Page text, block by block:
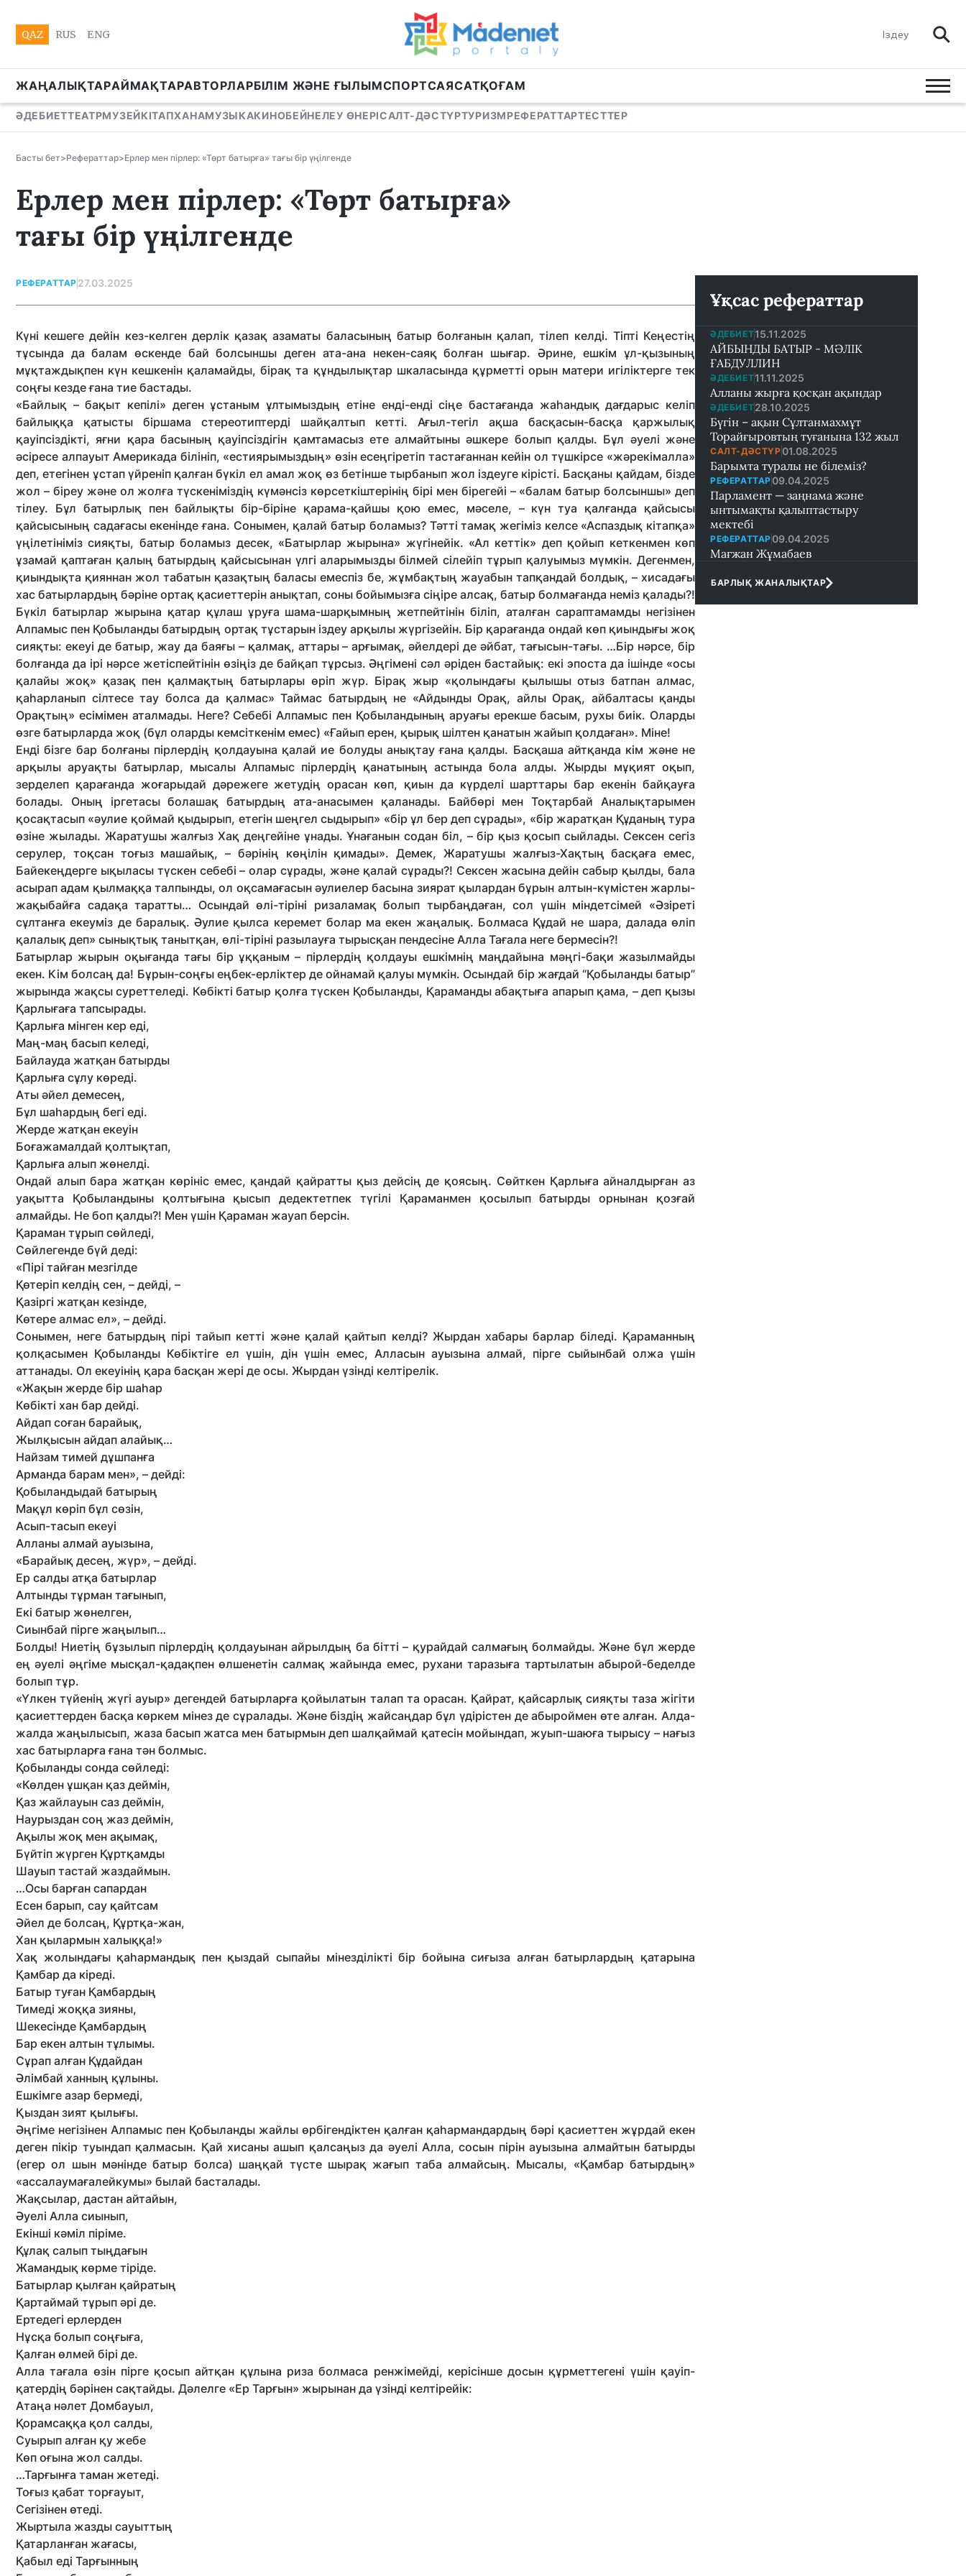
QAZ RUS ENG
ЖАҢАЛЫҚТАРАЙМАҚТАРАВТОРЛАРБІЛІМ ЖӘНЕ ҒЫЛЫМСПОРТСАЯСАТҚОҒАМ
ӘДЕБИЕТТЕАТРМУЗЕЙКІТАПХАНАМУЗЫКАКИНОБЕЙНЕЛЕУ ӨНЕРІСАЛТ-ДӘСТҮРТУРИЗМРЕФЕРАТТАРТЕСТТЕР
Басты бет>Рефераттар>Ерлер мен пірлер: «Төрт батырға» тағы бір үңілгенде
Ерлер мен пірлер: «Төрт батырға»
тағы бір үңілгенде
РЕФЕРАТТАР 27.03.2025
Күні кешеге дейін кез-келген дерлік қазақ азаматы баласының батыр болғанын қалап, тілеп келді. Тіпті Кеңестің
тұсында да балам өскенде бай болсыншы деген ата-ана некен-саяқ болған шығар. Әрине, ешкім ұл-қызының
мұқтаждықпен күн кешкенін қаламайды, бірақ та құндылықтар шкаласында құрметті орын матери игіліктерге тек
соңғы кезде ғана тие бастады.
«Байлық – бақыт кепілі» деген ұстаным ұлтымыздың етіне енді-енді сіңе бастағанда жаһандық дағдарыс келіп
байлыққа қатысты біршама стереотиптерді шайқалтып кетті. Ағыл-тегіл ақша басқасын-басқа қаржылық
қауіпсіздікті, яғни қара басының қауіпсіздігін қамтамасыз ете алмайтыны әшкере болып қалды. Бұл әуелі және
әсіресе алпауыт Америкада білініп, «естиярымыздың» өзін есеңгіретіп тастағаннан кейін ол түшкірсе «жәрекімалла»
деп, етегінен ұстап үйреніп қалған бүкіл ел амал жоқ өз бетінше тырбанып жол іздеуге кірісті. Басқаны қайдам, бізде
жол – біреу және ол жолға түскеніміздің күмәнсіз көрсеткіштерінің бірі мен бірегейі – «балам батыр болсыншы» деп
тілеу. Бұл батырлық пен байлықты бір-біріне қарама-қайшы қою емес, мәселе, – күн туа қалғанда қайсысы
қайсысының садағасы екенінде ғана. Сонымен, қалай батыр боламыз? Тәтті тамақ жегіміз келсе «Аспаздық кітапқа»
үңілетініміз сияқты, батыр боламыз десек, «Батырлар жырына» жүгінейік. «Ал кеттік» деп қойып кеткенмен көп
ұзамай қаптаған қалың батырдың қайсысынан үлгі аларымызды білмей сілейіп тұрып қалуымыз мүмкін. Дегенмен,
қиындықта қияннан жол табатын қазақтың баласы емеспіз бе, жұмбақтың жауабын тапқандай болдық, – хисадағы
хас батырлардың бәріне ортақ қасиеттерін анықтап, соны бойымызға сіңіре алсақ, батыр болмағанда неміз қалады?!
Бүкіл батырлар жырына қатар құлаш ұруға шама-шарқымның жетпейтінін біліп, аталған сараптамамды негізінен
Алпамыс пен Қобыланды батырдың ортақ тұстарын іздеу арқылы жүргізейін. Бір қарағанда ондай көп қиындығы жоқ
сияқты: екеуі де батыр, жау да баяғы – қалмақ, аттары – арғымақ, әйелдері де әйбат, тағысын-тағы. …Бір нәрсе, бір
болғанда да ірі нәрсе жетіспейтінін өзіңіз де байқап тұрсыз. Әңгімені сәл әріден бастайық: екі эпоста да ішінде «осы
қалайы жоқ» қазақ пен қалмақтың батырлары өріп жүр. Бірақ жыр «қолындағы қылышы отыз батпан алмас,
қаһарланып сілтесе тау болса да қалмас» Таймас батырдың не «Айдынды Орақ, айлы Орақ, айбалтасы қанды
Орақтың» есімімен аталмады. Неге? Себебі Алпамыс пен Қобыландының аруағы ерекше басым, рухы биік. Оларды
өзге батырларда жоқ (бұл оларды кемсіткенім емес) «Ғайып ерен, қырық шілтен қанатын жайып қолдаған». Міне!
Енді бізге бар болғаны пірлердің қолдауына қалай ие болуды анықтау ғана қалды. Басқаша айтқанда кім және не
арқылы аруақты батырлар, мысалы Алпамыс пірлердің қанатының астында бола алды. Жырды мұқият оқып,
зерделеп қарағанда жоғарыдай дәрежеге жетудің орасан көп, қиын да күрделі шарттары бар екенін байқауға
болады. Оның іргетасы болашақ батырдың ата-анасымен қаланады. Байбөрі мен Тоқтарбай Аналықтарымен
қосақтасып «әулие қоймай қыдырып, етегін шеңгел сыдырып» «бір ұл бер деп сұрады», «бір жаратқан Құданың тура
өзіне жылады. Жаратушы жалғыз Хақ деңгейіне ұнады. Ұнағанын содан біл, – бір қыз қосып сыйлады. Сексен сегіз
серулер, тоқсан тоғыз машайық, – бәрінің көңілін қимады». Демек, Жаратушы жалғыз-Хақтың басқаға емес,
Байекеңдерге ықыласы түскен себебі – олар сұрады, және қалай сұрады?! Сексен жасына дейін сабыр қылды, бала
асырап адам қылмаққа талпынды, ол оқсамағасын әулиелер басына зиярат қылардан бұрын алтын-күмістен жарлы-
жақыбайға садақа таратты… Осындай өлі-тіріні ризаламақ болып тырбаңдаған, сол үшін міндетсімей «Әзіреті
сұлтанға екеуміз де баралық. Әулие қылса керемет болар ма екен жаңалық. Болмаса Құдай не шара, далада өліп
қалалық деп» сынықтық танытқан, өлі-тіріні разылауға тырысқан пендесіне Алла Тағала неге бермесін?!
Батырлар жырын оқығанда тағы бір ұққаным – пірлердің қолдауы ешкімнің маңдайына мәңгі-бақи жазылмайды
екен. Кім болсаң да! Бұрын-соңғы еңбек-ерліктер де ойнамай қалуы мүмкін. Осындай бір жағдай “Қобыланды батыр”
жырында жақсы суреттеледі. Көбікті батыр қолға түскен Қобыланды, Қараманды абақтыға апарып қама, – деп қызы
Қарлығаға тапсырады.
Қарлыға мінген кер еді,
Маң-маң басып келеді,
Байлауда жатқан батырды
Қарлыға сұлу көреді.
Аты әйел демесең,
Бұл шаһардың бегі еді.
Жерде жатқан екеуін
Боғажамалдай қолтықтап,
Қарлыға алып жөнелді.
Ондай алып бара жатқан көрініс емес, қандай қайратты қыз дейсің де қоясың. Сөйткен Қарлыға айналдырған аз
уақытта Қобыландыны қолтығына қысып дедектетпек түгілі Қараманмен қосылып батырды орнынан қозғай
алмайды. Не боп қалды?! Мен үшін Қараман жауап берсін.
Қараман тұрып сөйледі,
Сөйлегенде бүй деді:
«Пірі тайған мезгілде
Қөтеріп келдің сен, – дейді, –
Қазіргі жатқан кезінде,
Көтере алмас ел», – дейді.
Сонымен, неге батырдың пірі тайып кетті және қалай қайтып келді? Жырдан хабары барлар біледі. Қараманның
қолқасымен Қобыланды Көбіктіге ел үшін, дін үшін емес, Алласын ауызына алмай, пірге сыйынбай олжа үшін
аттанады. Ол екеуінің қара басқан жері де осы. Жырдан үзінді келтірелік.
«Жақын жерде бір шаһар
Көбікті хан бар дейді.
Айдап соған барайық,
Жылқысын айдап алайық…
Найзам тимей дұшпанға
Арманда барам мен», – дейді:
Қобыландыдай батырың
Мақұл көріп бұл сөзін,
Асып-тасып екеуі
Алланы алмай ауызына,
«Барайық десең, жүр», – дейді.
Ер салды атқа батырлар
Алтынды тұрман тағынып,
Екі батыр жөнелген,
Сиынбай пірге жаңылып…
Болды! Ниетің бұзылып пірлердің қолдауынан айрылдың ба бітті – қурайдай салмағың болмайды. Және бұл жерде
ең әуелі әңгіме мысқал-қадақпен өлшенетін салмақ жайында емес, рухани таразыға тартылатын абырой-беделде
болып тұр.
«Үлкен түйенің жүгі ауыр» дегендей батырларға қойылатын талап та орасан. Қайрат, қайсарлық сияқты таза жігіти
қасиеттерден басқа көркем мінез де сұралады. Және біздің жайсаңдар бұл үдірістен де абыроймен өте алған. Алда-
жалда жаңылысып, жаза басып жатса мен батырмын деп шалқаймай қатесін мойындап, жуып-шаюға тырысу – нағыз
хас батырларға ғана тән болмыс.
Қобыланды сонда сөйледі:
«Көлден ұшқан қаз деймін,
Қаз жайлауын саз деймін,
Наурыздан соң жаз деймін,
Ақылы жоқ мен ақымақ,
Бүйтіп жүрген Құртқамды
Шауып тастай жаздаймын.
…Осы барған сапардан
Есен барып, сау қайтсам
Әйел де болсаң, Құртқа-жан,
Хан қылармын халыққа!»
Хақ жолындағы қаһармандық пен қыздай сыпайы мінезділікті бір бойына сиғыза алған батырлардың қатарына
Қамбар да кіреді.
Батыр туған Қамбардың
Тимеді жоққа зияны,
Шекесінде Қамбардың
Бар екен алтын тұлымы.
Сұрап алған Құдайдан
Әлімбай ханның құлыны.
Ешкімге азар бермеді,
Қыздан зият қылығы.
Әңгіме негізінен Алпамыс пен Қобыланды жайлы өрбігендіктен қалған қаһармандардың бәрі қасиеттен жұрдай екен
деген пікір туындап қалмасын. Қай хисаны ашып қалсаңыз да әуелі Алла, сосын пірін ауызына алмайтын батырды
(егер ол шын мәнінде батыр болса) шаңқай түсте шырақ жағып таба алмайсың. Мысалы, «Қамбар батырдың»
«ассалаумағалейкумы» былай басталады.
Жақсылар, дастан айтайын,
Әуелі Алла сиынып,
Екінші кәміл піріме.
Құлақ салып тыңдағын
Жамандық көрме тіріде.
Батырлар қылған қайратың
Қартаймай тұрып әрі де.
Ертедегі ерлерден
Нұсқа болып соңғыға,
Қалған өлмей бірі де.
Алла тағала өзін пірге қосып айтқан құлына риза болмаса ренжімейді, керісінше досын құрметтегені үшін қауіп-
қатердің бәрінен сақтайды. Дәлелге «Ер Тарғын» жырынан да үзінді келтірейік:
Атаңа нәлет Домбауыл,
Қорамсаққа қол салды,
Суырып алған қу жебе
Көп оғына жол салды.
…Тарғынға таман жетеді.
Тоғыз қабат торғауыт,
Сегізінен өтеді.
Жыртыла жазды сауыттың
Қатарланған жағасы,
Қабыл еді Тарғынның
Ұқсас рефераттар
ӘДЕБИЕТ15.11.2025
АЙБЫНДЫ БАТЫР - МӘЛІК
ҒАБДУЛЛИН
ӘДЕБИЕТ11.11.2025
Алланы жырға қосқан ақындар
ӘДЕБИЕТ28.10.2025
Бүгін – ақын Сұлтанмахмұт
Торайғыровтың туғанына 132 жыл
САЛТ-ДӘСТҮР 01.08.2025
Барымта туралы не білеміз?
РЕФЕРАТТАР 09.04.2025
Парламент — заңнама және
ынтымақты қалыптастыру
мектебi
РЕФЕРАТТАР 09.04.2025
Мағжан Жұмабаев
БАРЛЫҚ ЖАНАЛЫҚТАР